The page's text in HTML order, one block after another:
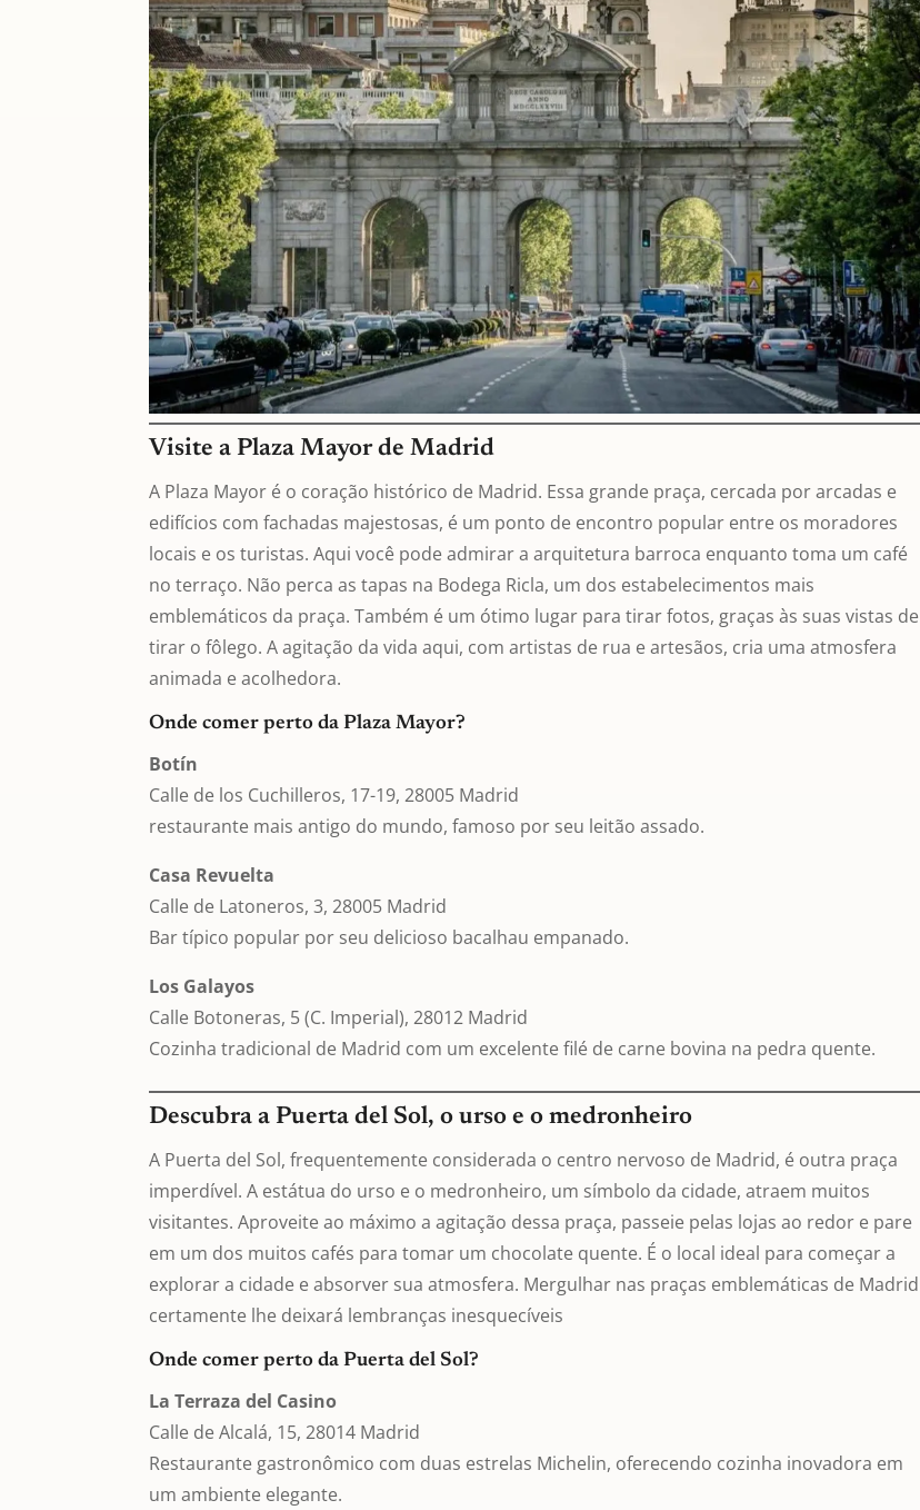
Visite a Plaza Mayor de Madrid
A Plaza Mayor é o coração histórico de Madrid. Essa grande praça, cercada por arcadas e
edifícios com fachadas majestosas, é um ponto de encontro popular entre os moradores
locais e os turistas. Aqui você pode admirar a arquitetura barroca enquanto toma um café
no terraço. Não perca as tapas na Bodega Ricla, um dos estabelecimentos mais
emblemáticos da praça. Também é um ótimo lugar para tirar fotos, graças às suas vistas de
tirar o fôlego. A agitação da vida aqui, com artistas de rua e artesãos, cria uma atmosfera
animada e acolhedora.
Onde comer perto da Plaza Mayor?
Botín
Calle de los Cuchilleros, 17-19, 28005 Madrid
restaurante mais antigo do mundo, famoso por seu leitão assado.
Casa Revuelta
Calle de Latoneros, 3, 28005 Madrid
Bar típico popular por seu delicioso bacalhau empanado.
Los Galayos
Calle Botoneras, 5 (C. Imperial), 28012 Madrid
Cozinha tradicional de Madrid com um excelente filé de carne bovina na pedra quente.
Descubra a Puerta del Sol, o urso e o medronheiro
A Puerta del Sol, frequentemente considerada o centro nervoso de Madrid, é outra praça
imperdível. A estátua do urso e o medronheiro, um símbolo da cidade, atraem muitos
visitantes. Aproveite ao máximo a agitação dessa praça, passeie pelas lojas ao redor e pare
em um dos muitos cafés para tomar um chocolate quente. É o local ideal para começar a
explorar a cidade e absorver sua atmosfera. Mergulhar nas praças emblemáticas de Madrid
certamente lhe deixará lembranças inesquecíveis
Onde comer perto da Puerta del Sol?
La Terraza del Casino
Calle de Alcalá, 15, 28014 Madrid
Restaurante gastronômico com duas estrelas Michelin, oferecendo cozinha inovadora em
um ambiente elegante.